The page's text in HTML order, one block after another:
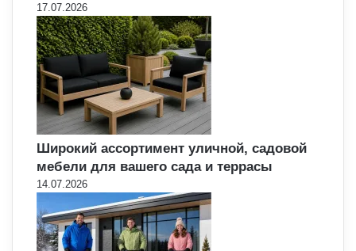
17.07.2026
Широкий ассортимент уличной, садовой
мебели для вашего сада и террасы
14.07.2026